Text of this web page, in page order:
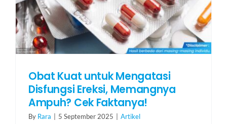
Obat Kuat untuk Mengatasi
Disfungsi Ereksi, Memangnya
Ampuh? Cek Faktanya!
By Rara 5 September 2025 Artikel